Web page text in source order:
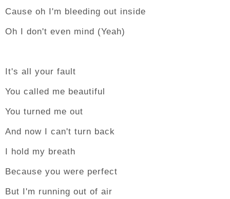
Cause oh I'm bleeding out inside
Oh I don't even mind (Yeah)
It's all your fault
You called me beautiful
You turned me out
And now I can't turn back
I hold my breath
Because you were perfect
But I'm running out of air